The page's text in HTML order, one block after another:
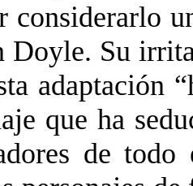
considerarlo
Doyle. Su
adaptación
que ha
de